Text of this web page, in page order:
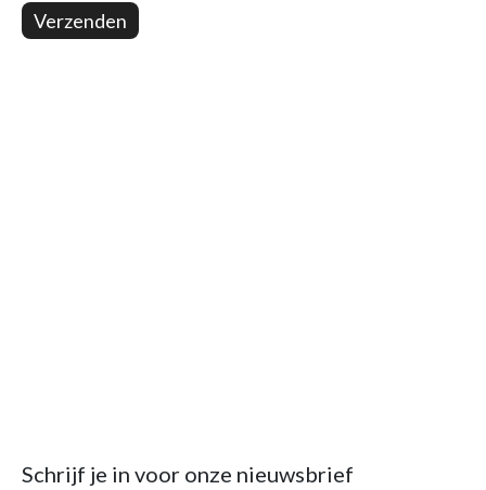
Verzenden
Schrijf je in voor onze nieuwsbrief